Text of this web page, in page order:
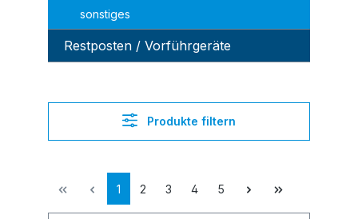
sonstiges
Restposten / Vorführgeräte
Produkte filtern
1 2 3 4 5